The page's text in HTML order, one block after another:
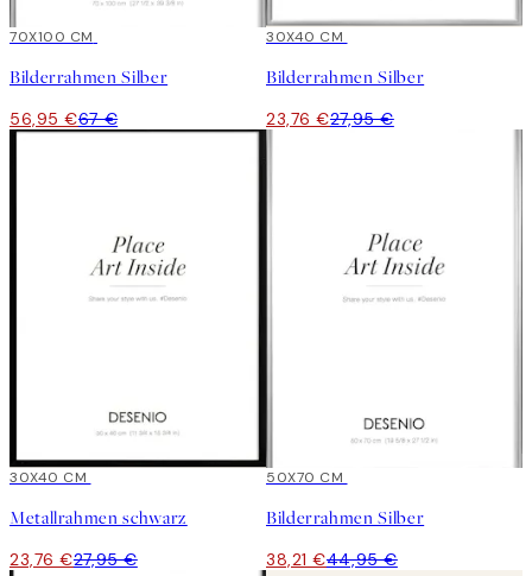
15%*
70X100 CM
Bilderrahmen Silber
56,95 €67 €
15%*
30X40 CM
Bilderrahmen Silber
23,76 €27,95 €
15%*
30X40 CM
Metallrahmen schwarz
23,76 €27,95 €
15%*
50X70 CM
Bilderrahmen Silber
38,21 €44,95 €